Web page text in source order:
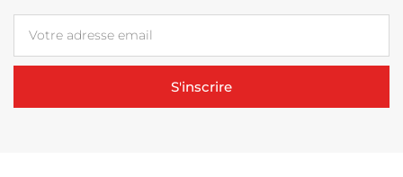
S'inscrire